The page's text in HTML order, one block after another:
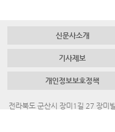
신문사소개
기사제보
개인정보보호정책
전라북도 군산시 장미1길 27 장미